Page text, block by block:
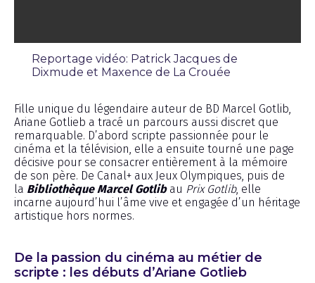
Reportage vidéo: Patrick Jacques de
Dixmude et Maxence de La Crouée
Fille unique du légendaire auteur de BD Marcel Gotlib,
Ariane Gotlieb a tracé un parcours aussi discret que
remarquable. D’abord scripte passionnée pour le
cinéma et la télévision, elle a ensuite tourné une page
décisive pour se consacrer entièrement à la mémoire
de son père. De Canal+ aux Jeux Olympiques, puis de
la Bibliothèque Marcel Gotlib au Prix Gotlib, elle
incarne aujourd’hui l’âme vive et engagée d’un héritage
artistique hors normes.
De la passion du cinéma au métier de
scripte : les débuts d’Ariane Gotlieb